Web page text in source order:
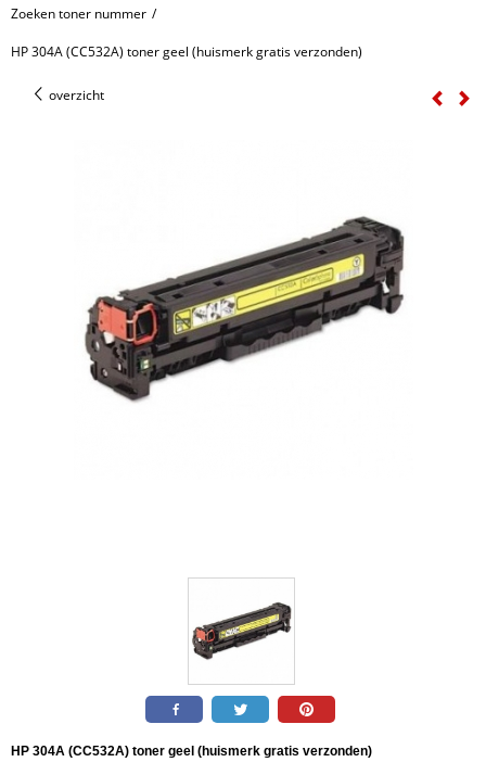
Zoeken toner nummer /
HP 304A (CC532A) toner geel (huismerk gratis verzonden)
overzicht
HP 304A (CC532A) toner geel (huismerk gratis verzonden)